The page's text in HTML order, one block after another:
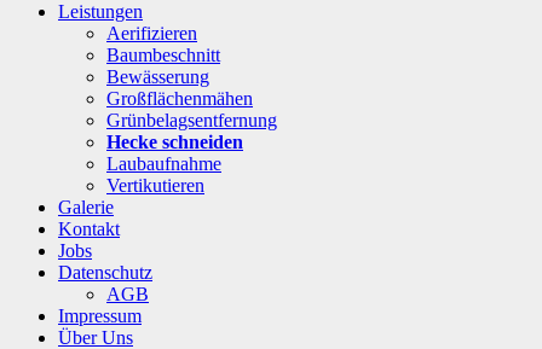
Leistungen
Aerifizieren
Baumbeschnitt
Bewässerung
Großflächenmähen
Grünbelagsentfernung
Hecke schneiden
Laubaufnahme
Vertikutieren
Galerie
Kontakt
Jobs
Datenschutz
AGB
Impressum
Über Uns